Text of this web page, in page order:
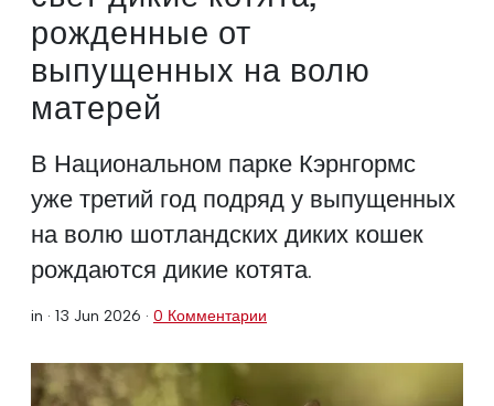
рожденные от
выпущенных на волю
матерей
В Национальном парке Кэрнгормс
уже третий год подряд у выпущенных
на волю шотландских диких кошек
рождаются дикие котята.
in · 13 Jun 2026 · 0 Комментарии